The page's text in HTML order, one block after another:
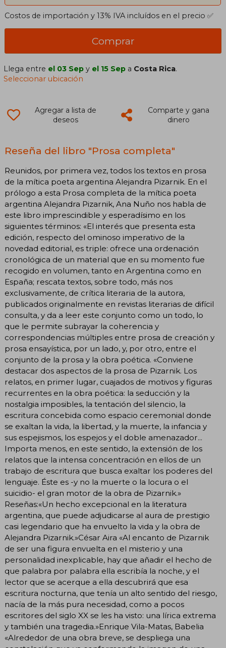
Costos de importación y 13% IVA incluídos en el precio ✅
Comprar
Llega entre el 03 Sep y el 15 Sep a Costa Rica.
Seleccionar ubicación
Agregar a lista de
deseos
Comparte y gana
dinero
Reseña del libro "Prosa completa"
Reunidos, por primera vez, todos los textos en prosa
de la mítica poeta argentina Alejandra Pizarnik. En el
prólogo a esta Prosa completa de la mítica poeta
argentina Alejandra Pizarnik, Ana Nuño nos habla de
este libro imprescindible y esperadísimo en los
siguientes términos: «El interés que presenta esta
edición, respecto del ominoso imperativo de la
novedad editorial, es triple: ofrece una ordenación
cronológica de un material que en su momento fue
recogido en volumen, tanto en Argentina como en
España; rescata textos, sobre todo, más nos
exclusivamente, de crítica literaria de la autora,
publicados originalmente en revistas literarias de difícil
consulta, y da a leer este conjunto como un todo, lo
que le permite subrayar la coherencia y
correspondencias múltiples entre prosa de creación y
prosa ensayística, por un lado, y, por otro, entre el
conjunto de la prosa y la obra poética. «Conviene
destacar dos aspectos de la prosa de Pizarnik. Los
relatos, en primer lugar, cuajados de motivos y figuras
recurrentes en la obra poética: la seducción y la
nostalgia imposibles, la tentación del silencio, la
escritura concebida como espacio ceremonial donde
se exaltan la vida, la libertad, y la muerte, la infancia y
sus espejismos, los espejos y el doble amenazador...
Importa menos, en este sentido, la extensión de los
relatos que la intensa concentración en ellos de un
trabajo de escritura que busca exaltar los poderes del
lenguaje. Éste es -y no la muerte o la locura o el
suicidio- el gran motor de la obra de Pizarnik.»
Reseñas:«Un hecho excepcional en la literatura
argentina, que puede adjudicarse al aura de prestigio
casi legendario que ha envuelto la vida y la obra de
Alejandra Pizarnik.»César Aira «Al encanto de Pizarnik
de ser una figura envuelta en el misterio y una
personalidad inexplicable, hay que añadir el hecho de
que palabra por palabra ella escribía la noche, y el
lector que se acerque a ella descubrirá que esa
escritura nocturna, que tenía un alto sentido del riesgo,
nacía de la más pura necesidad, como a pocos
escritores del siglo XX se les ha visto: una lírica extrema
y también una tragedia.»Enrique Vila-Matas, Babelia
«Alrededor de una obra breve, se despliega una